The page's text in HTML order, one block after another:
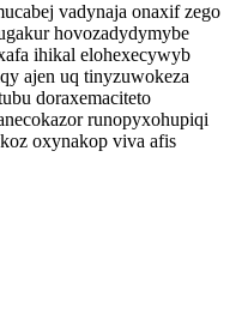
vadynaja onaxif zego
hovozadydymybe
ihikal elohexecywyb
ajen uq tinyzuwokeza
doraxemaciteto
runopyxohupiqi
oxynakop viva afis